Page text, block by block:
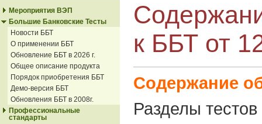
Мероприятия ВЭП
Большие Банковские Тесты
Новости ББТ
О применении ББТ
Обновление ББТ в 2026 г.
Общее описание продукта
Порядок приобретения ББТ
Демо-версия ББТ
Обновления ББТ в 2008г.
Профессиональные
стандарты
к ББТ от
Содержание
Разделы тестов